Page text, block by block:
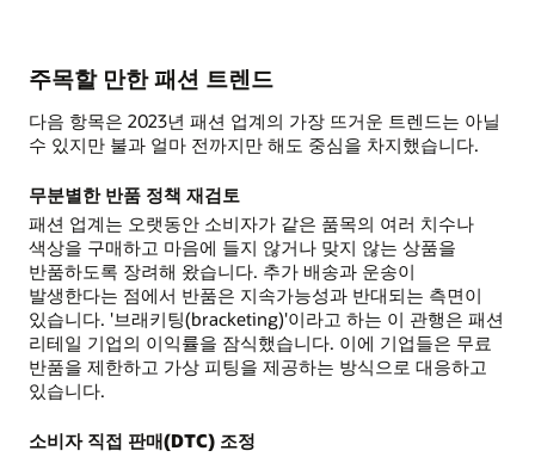
주목할 만한 패션 트렌드
다음 항목은 2023년 패션 업계의 가장 뜨거운 트렌드는 아닐
수 있지만 불과 얼마 전까지만 해도 중심을 차지했습니다.
무분별한 반품 정책 재검토
패션 업계는 오랫동안 소비자가 같은 품목의 여러 치수나
색상을 구매하고 마음에 들지 않거나 맞지 않는 상품을
반품하도록 장려해 왔습니다. 추가 배송과 운송이
발생한다는 점에서 반품은 지속가능성과 반대되는 측면이
있습니다. '브래키팅(bracketing)'이라고 하는 이 관행은 패션
리테일 기업의 이익률을 잠식했습니다. 이에 기업들은 무료
반품을 제한하고 가상 피팅을 제공하는 방식으로 대응하고
있습니다.
소비자 직접 판매(DTC) 조정